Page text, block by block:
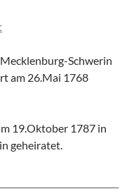
Schwerin
am 26.Mai 1768
19.Oktober 1787 in
geheiratet.